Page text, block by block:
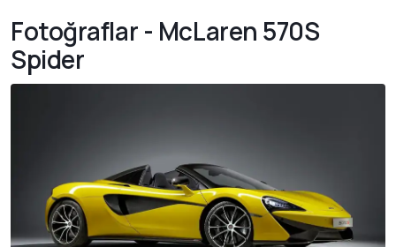
Fotoğraflar - McLaren 570S
Spider